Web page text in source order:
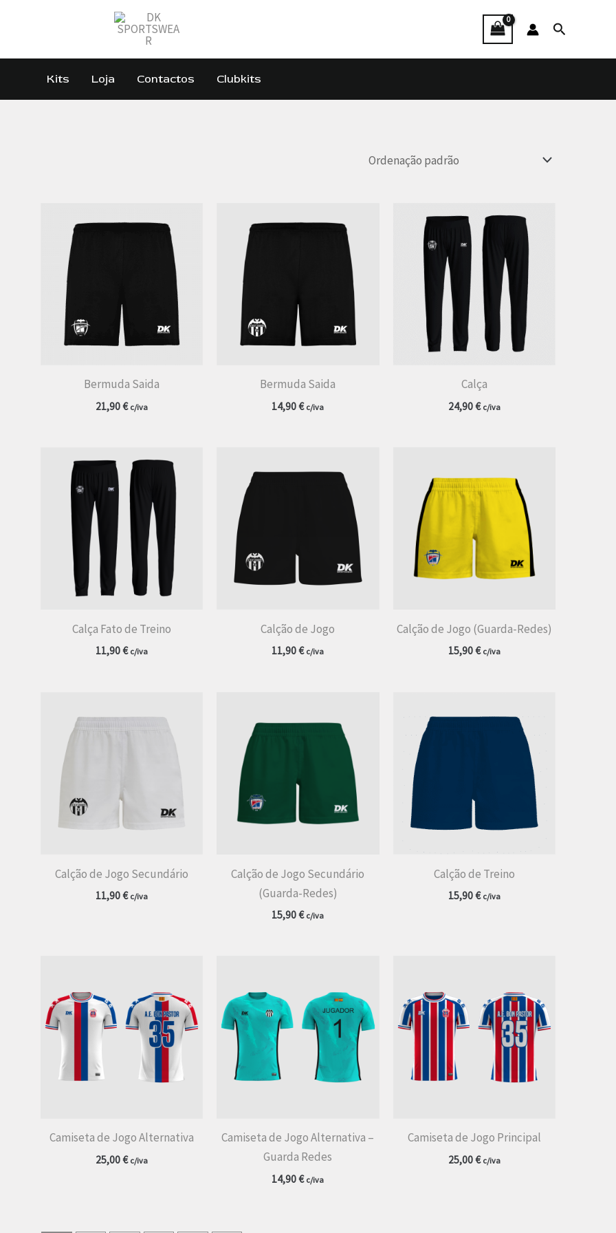
Procurar
Kits Loja Contactos Clubkits
Bermuda Saida
21,90€ c/iva
Bermuda Saida
14,90€ c/iva
Calça
24,90€ c/iva
Calça Fato de Treino
11,90€ c/iva
Calção de Jogo
11,90€ c/iva
Calção de Jogo (Guarda-Redes)
15,90€ c/iva
Calção de Jogo Secundário
11,90€ c/iva
Calção de Jogo Secundário
(Guarda-Redes)
15,90€ c/iva
Calção de Treino
15,90€ c/iva
Camiseta de Jogo Alternativa
25,00€ c/iva
Camiseta de Jogo Alternativa –
Guarda Redes
14,90€ c/iva
Camiseta de Jogo Principal
25,00€ c/iva